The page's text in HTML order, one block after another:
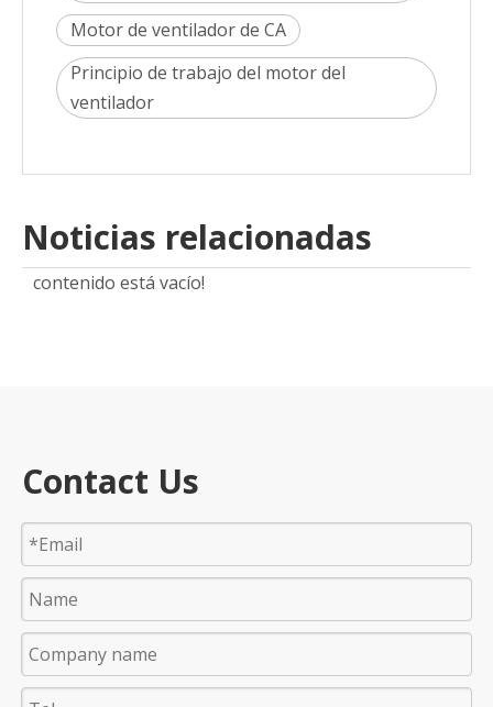
Motor de ventilador de CA
Principio de trabajo del motor del
ventilador
Noticias relacionadas
contenido está vacío!
Contact Us